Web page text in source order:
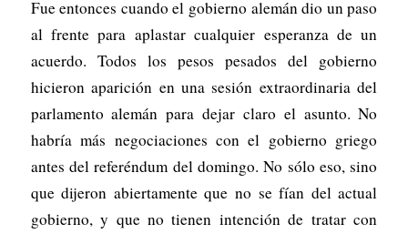
Fue entonces cuando el gobierno alemán dio un paso
al frente para aplastar cualquier esperanza de un
acuerdo. Todos los pesos pesados del gobierno
hicieron aparición en una sesión extraordinaria del
parlamento alemán para dejar claro el asunto. No
habría más negociaciones con el gobierno griego
antes del referéndum del domingo. No sólo eso, sino
que dijeron abiertamente que no se fían del actual
gobierno, y que no tienen intención de tratar con